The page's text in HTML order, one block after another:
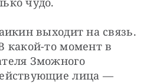
выходит на связь.
какой-то момент в
Зможного
лица —